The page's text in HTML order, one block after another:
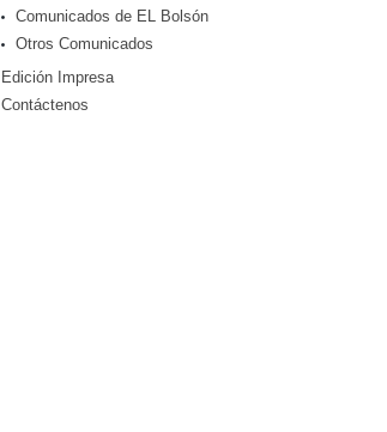
Comunicados de EL Bolsón
Otros Comunicados
Edición Impresa
Contáctenos